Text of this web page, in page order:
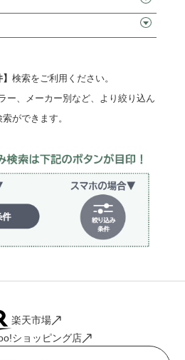
検索をご利用ください。
ー、メーカー別など、より絞り込ん
索ができます。
楽天市場
ショッピング店